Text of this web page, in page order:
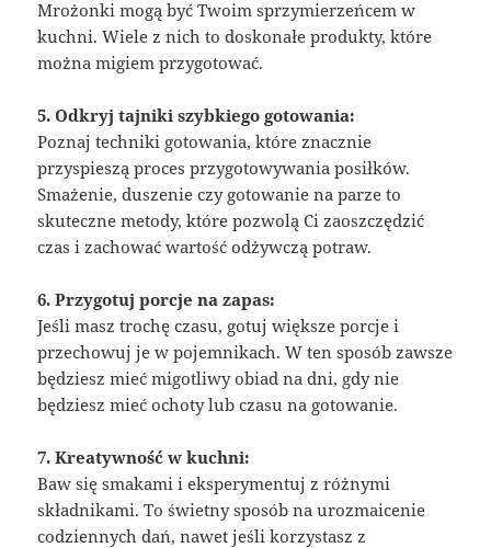
Mrożonki mogą być Twoim sprzymierzeńcem w
kuchni. Wiele z nich to doskonałe produkty, które
można migiem przygotować.
5. Odkryj tajniki szybkiego gotowania:
Poznaj techniki gotowania, które znacznie
przyspieszą proces przygotowywania posiłków.
Smażenie, duszenie czy gotowanie na parze to
skuteczne metody, które pozwolą Ci zaoszczędzić
czas i zachować wartość odżywczą potraw.
6. Przygotuj porcje na zapas:
Jeśli masz trochę czasu, gotuj większe porcje i
przechowuj je w pojemnikach. W ten sposób zawsze
będziesz mieć migotliwy obiad na dni, gdy nie
będziesz mieć ochoty lub czasu na gotowanie.
7. Kreatywność w kuchni:
Baw się smakami i eksperymentuj z różnymi
składnikami. To świetny sposób na urozmaicenie
codziennych dań, nawet jeśli korzystasz z